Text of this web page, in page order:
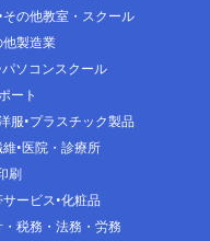
その他教室・スクール
他製造業
パソコンスクール
ート
服 プラスチック製品
維 医院・診療所
刷
ービス 化粧品
税務・法務・労務